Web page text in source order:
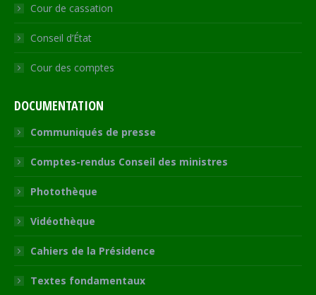
Cour de cassation
Conseil d’État
Cour des comptes
DOCUMENTATION
Communiqués de presse
Comptes-rendus Conseil des ministres
Photothèque
Vidéothèque
Cahiers de la Présidence
Textes fondamentaux